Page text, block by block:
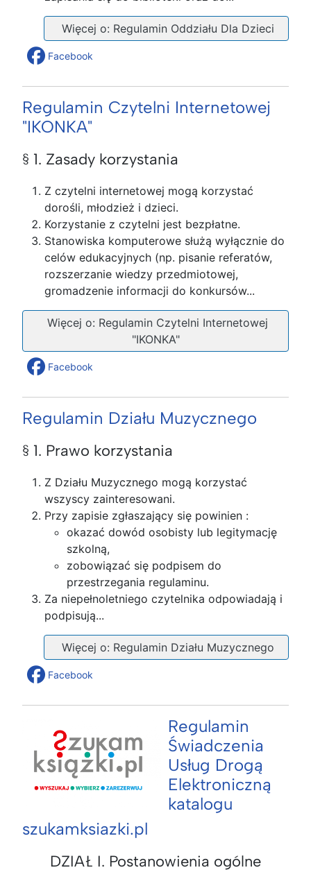
Więcej o: Regulamin Oddziału Dla Dzieci
Facebook
Regulamin Czytelni Internetowej
"IKONKA"
§ 1. Zasady korzystania
Z czytelni internetowej mogą korzystać
dorośli, młodzież i dzieci.
Korzystanie z czytelni jest bezpłatne.
Stanowiska komputerowe służą wyłącznie do
celów edukacyjnych (np. pisanie referatów,
rozszerzanie wiedzy przedmiotowej,
gromadzenie informacji do konkursów...
Więcej o: Regulamin Czytelni Internetowej
"IKONKA"
Facebook
Regulamin Działu Muzycznego
§ 1. Prawo korzystania
Z Działu Muzycznego mogą korzystać
wszyscy zainteresowani.
Przy zapisie zgłaszający się powinien :
okazać dowód osobisty lub legitymację
szkolną,
zobowiązać się podpisem do
przestrzegania regulaminu.
Za niepełnoletniego czytelnika odpowiadają i
podpisują...
Więcej o: Regulamin Działu Muzycznego
Facebook
Regulamin
Świadczenia
Usług Drogą
Elektroniczną
katalogu
szukamksiazki.pl
DZIAŁ I. Postanowienia ogólne